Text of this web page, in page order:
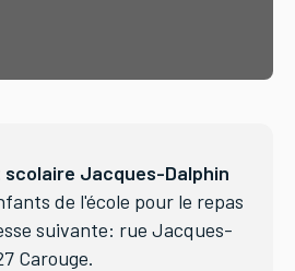
Jacques-Dalphin
de l'école pour le repas
suivante: rue Jacques-
Carouge.